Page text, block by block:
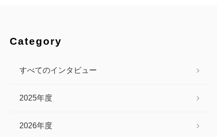
Category
すべてのインタビュー
2025年度
2026年度